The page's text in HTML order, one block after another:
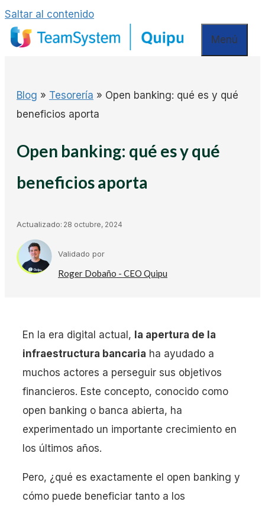
Saltar al contenido
Menú
Blog » Tesorería » Open banking: qué es y qué
beneficios aporta
Open banking: qué es y qué
beneficios aporta
Actualizado: 28 octubre, 2024
Validado por
Roger Dobaño - CEO Quipu
En la era digital actual, la apertura de la
infraestructura bancaria ha ayudado a
muchos actores a perseguir sus objetivos
financieros. Este concepto, conocido como
open banking o banca abierta, ha
experimentado un importante crecimiento en
los últimos años.
Pero, ¿qué es exactamente el open banking y
cómo puede beneficiar tanto a los